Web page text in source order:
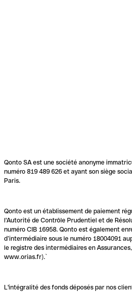
Qonto SA est une société anonyme
numéro 819 489 626 et ayant son siège
Paris.
Qonto est un établissement de paiement
l'Autorité de Contrôle Prudentiel et de
numéro CIB 16958. Qonto est également
d’intermédiaire sous le numéro 18004091
le registre des intermédiaires en
www.orias.fr).`
L'intégralité des fonds déposés par nos